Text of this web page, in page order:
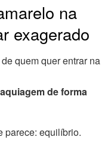
na
exagerado
quem quer entrar na
de forma
parece: equilíbrio.